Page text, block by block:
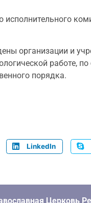
исполнительного
организации и
работе,
порядка.
LinkedIn
Церковь